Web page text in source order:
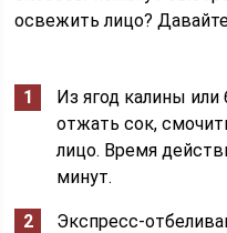
освежить лицо?
Из ягод калины
отжать сок,
лицо. Время
минут.
Экспресс-